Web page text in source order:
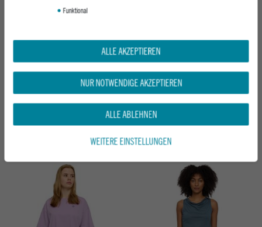
MAZINE DAMEN SHORT CORDUROY
SHORTS
BOTTLE
UVP 69,95 €
MAZINE DAMEN T-SHIRT BACK PRINT
OFFWHITE/WAVE
ab 34,95 €
Funktional
ALLE AKZEPTIEREN
NUR NOTWENDIGE AKZEPTIEREN
ALLE ABLEHNEN
WEITERE EINSTELLUNGEN